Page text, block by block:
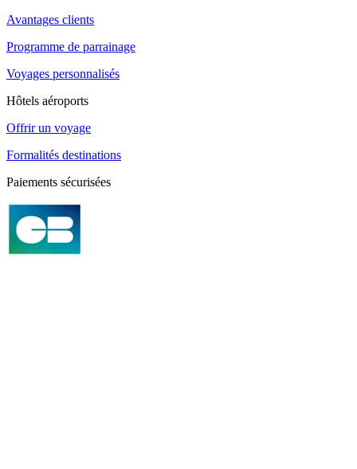
Avantages clients
Programme de parrainage
Voyages personnalisés
Hôtels aéroports
Offrir un voyage
Formalités destinations
Paiements sécurisées